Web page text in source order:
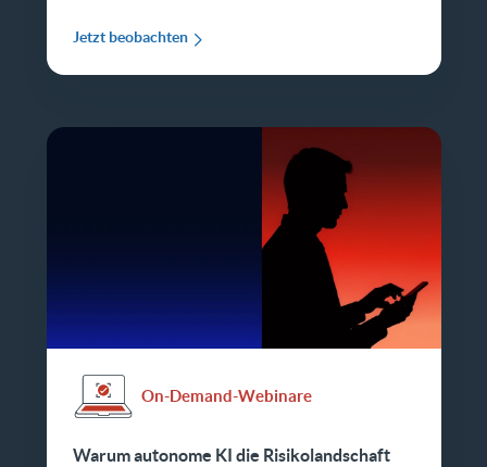
Jetzt beobachten
On-Demand-Webinare
Warum autonome KI die Risikolandschaft